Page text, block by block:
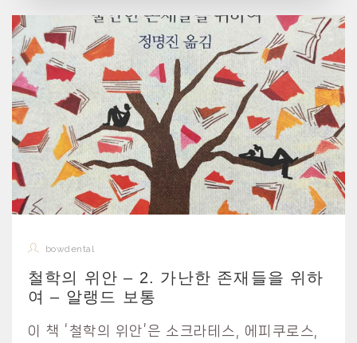
bowdental
철학의 위안 – 2. 가난한 존재들을 위하
여 – 알랭드 보통
이 책 ‘철학의 위안’은 소크라테스, 에피쿠로스,